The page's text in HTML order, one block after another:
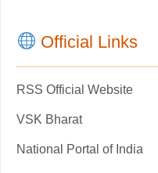
Official Links
RSS Official Website
VSK Bharat
National Portal of India